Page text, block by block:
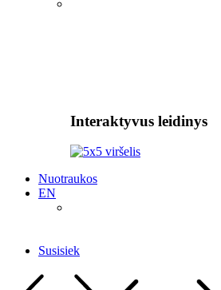
Interaktyvus leidinys
Nuotraukos
EN
Susisiek